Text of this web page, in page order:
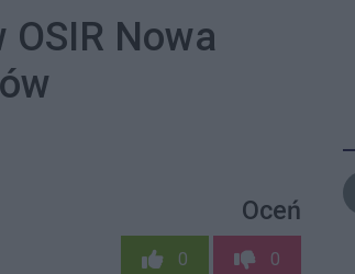
Nowa
Oceń
0 0